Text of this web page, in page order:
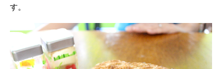
す。